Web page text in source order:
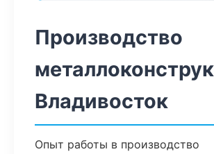
Производство
Владивосток
Опыт работы в производство